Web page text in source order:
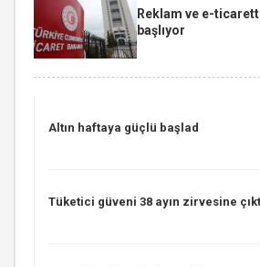
Reklam ve e-
başlıyor
Altın haftaya güçlü başlad
Tüketici güveni 38 ayın zirvesine